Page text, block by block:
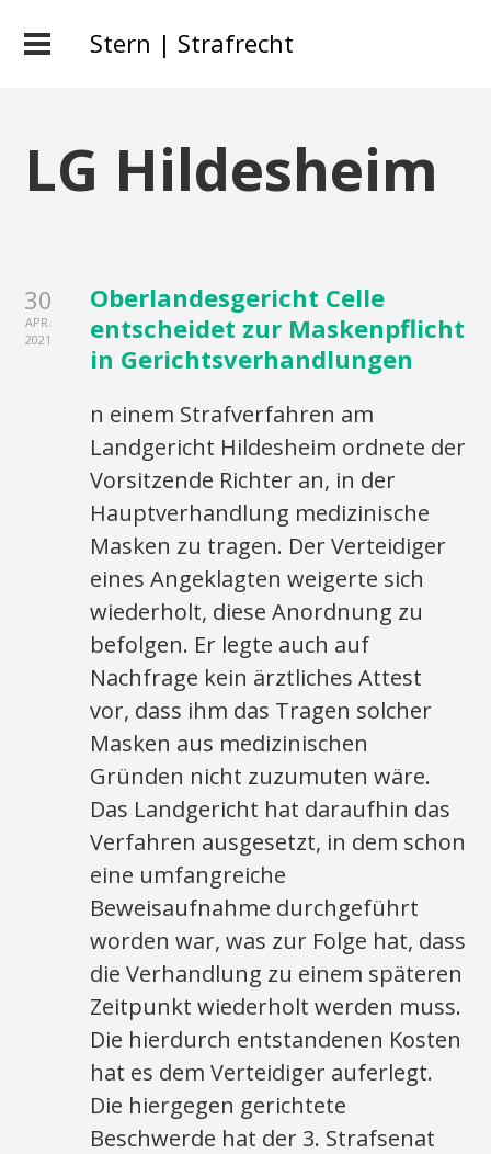
Stern | Strafrecht
LG Hildesheim
30
APR.
2021
Oberlandesgericht Celle
entscheidet zur Maskenpflicht
in Gerichtsverhandlungen
n einem Strafverfahren am
Landgericht Hildesheim ordnete der
Vorsitzende Richter an, in der
Hauptverhandlung medizinische
Masken zu tragen. Der Verteidiger
eines Angeklagten weigerte sich
wiederholt, diese Anordnung zu
befolgen. Er legte auch auf
Nachfrage kein ärztliches Attest
vor, dass ihm das Tragen solcher
Masken aus medizinischen
Gründen nicht zuzumuten wäre.
Das Landgericht hat daraufhin das
Verfahren ausgesetzt, in dem schon
eine umfangreiche
Beweisaufnahme durchgeführt
worden war, was zur Folge hat, dass
die Verhandlung zu einem späteren
Zeitpunkt wiederholt werden muss.
Die hierdurch entstandenen Kosten
hat es dem Verteidiger auferlegt.
Die hiergegen gerichtete
Beschwerde hat der 3. Strafsenat